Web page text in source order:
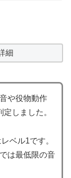
細
や役物動作
しました。
ベル1です。
は最低限の音